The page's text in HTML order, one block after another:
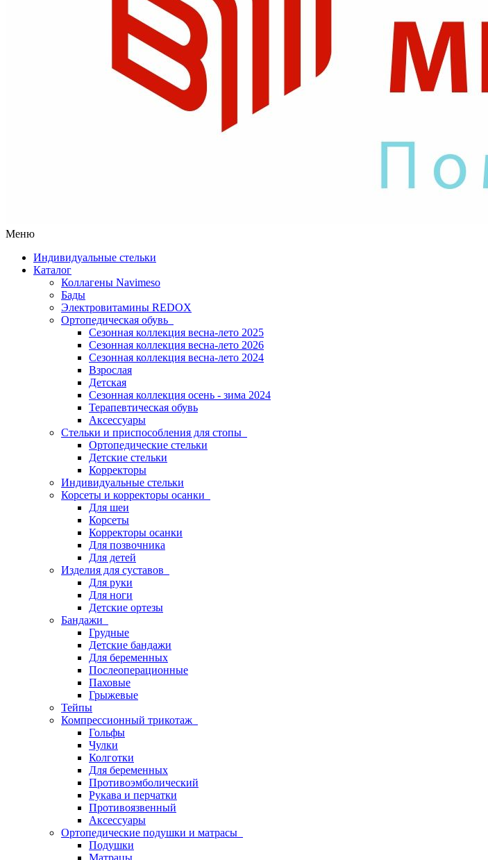
Меню
Индивидуальные стельки
Каталог
Коллагены Navimeso
Бады
Электровитамины REDOX
Ортопедическая обувь
Сезонная коллекция весна-лето 2025
Сезонная коллекция весна-лето 2026
Сезонная коллекция весна-лето 2024
Взрослая
Детская
Сезонная коллекция осень - зима 2024
Терапевтическая обувь
Аксессуары
Стельки и приспособления для стопы
Ортопедические стельки
Детские стельки
Корректоры
Индивидуальные стельки
Корсеты и корректоры осанки
Для шеи
Корсеты
Корректоры осанки
Для позвочника
Для детей
Изделия для суставов
Для руки
Для ноги
Детские ортезы
Бандажи
Грудные
Детские бандажи
Для беременных
Послеоперационные
Паховые
Грыжевые
Тейпы
Компрессионный трикотаж
Гольфы
Чулки
Колготки
Для беременных
Противоэмболический
Рукава и перчатки
Противоязвенный
Аксессуары
Ортопедические подушки и матрасы
Подушки
Матрацы